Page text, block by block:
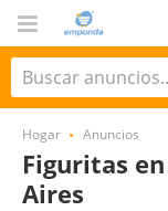
Hogar Anuncios
Figuritas
Aires